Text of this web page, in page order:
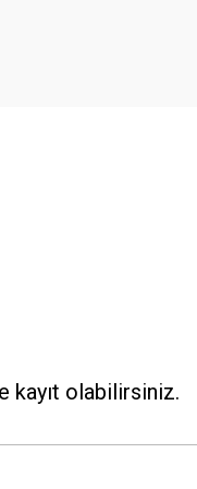
kayıt olabilirsiniz.